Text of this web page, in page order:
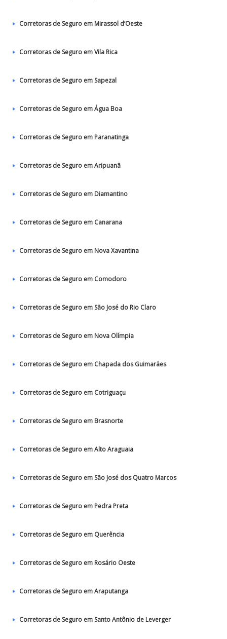
Corretoras de Seguro em Mirassol d’Oeste
Corretoras de Seguro em Vila Rica
Corretoras de Seguro em Sapezal
Corretoras de Seguro em Água Boa
Corretoras de Seguro em Paranatinga
Corretoras de Seguro em Aripuanã
Corretoras de Seguro em Diamantino
Corretoras de Seguro em Canarana
Corretoras de Seguro em Nova Xavantina
Corretoras de Seguro em Comodoro
Corretoras de Seguro em São José do Rio Claro
Corretoras de Seguro em Nova Olímpia
Corretoras de Seguro em Chapada dos Guimarães
Corretoras de Seguro em Cotriguaçu
Corretoras de Seguro em Brasnorte
Corretoras de Seguro em Alto Araguaia
Corretoras de Seguro em São José dos Quatro Marcos
Corretoras de Seguro em Pedra Preta
Corretoras de Seguro em Querência
Corretoras de Seguro em Rosário Oeste
Corretoras de Seguro em Araputanga
Corretoras de Seguro em Santo Antônio de Leverger